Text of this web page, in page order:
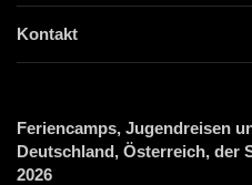
Kontakt
Feriencamps, Jugendreisen
Deutschland, Österreich, der
2026